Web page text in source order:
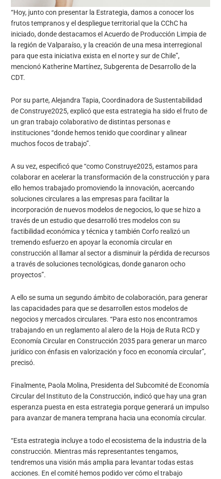
“Hoy, junto con presentar la Estrategia, damos a conocer los
frutos tempranos y el despliegue territorial que la CChC ha
iniciado, donde destacamos el Acuerdo de Producción Limpia de
la región de Valparaíso, y la creación de una mesa interregional
para que esta iniciativa exista en el norte y sur de Chile”,
mencionó Katherine Martínez, Subgerenta de Desarrollo de la
CDT.
Por su parte, Alejandra Tapia, Coordinadora de Sustentabilidad
de Construye2025, explicó que esta estrategia ha sido el fruto de
un gran trabajo colaborativo de distintas personas e
instituciones “donde hemos tenido que coordinar y alinear
muchos focos de trabajo”.
A su vez, especificó que “como Construye2025, estamos para
colaborar en acelerar la transformación de la construcción y para
ello hemos trabajado promoviendo la innovación, acercando
soluciones circulares a las empresas para facilitar la
incorporación de nuevos modelos de negocios, lo que se hizo a
través de un estudio que desarrolló tres modelos con su
factibilidad económica y técnica y también Corfo realizó un
tremendo esfuerzo en apoyar la economía circular en
construcción al llamar al sector a disminuir la pérdida de recursos
a través de soluciones tecnológicas, donde ganaron ocho
proyectos”.
A ello se suma un segundo ámbito de colaboración, para generar
las capacidades para que se desarrollen estos modelos de
negocios y mercados circulares. “Para esto nos encontramos
trabajando en un reglamento al alero de la Hoja de Ruta RCD y
Economía Circular en Construcción 2035 para generar un marco
jurídico con énfasis en valorización y foco en economía circular”,
precisó.
Finalmente, Paola Molina, Presidenta del Subcomité de Economía
Circular del Instituto de la Construcción, indicó que hay una gran
esperanza puesta en esta estrategia porque generará un impulso
para avanzar de manera temprana hacia una economía circular.
“Esta estrategia incluye a todo el ecosistema de la industria de la
construcción. Mientras más representantes tengamos,
tendremos una visión más amplia para levantar todas estas
acciones. En el comité hemos podido ver cómo el trabajo